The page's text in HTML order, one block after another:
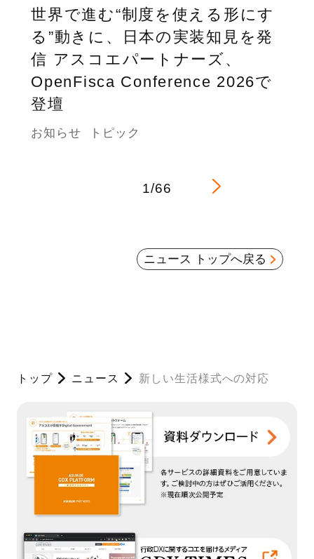
世界で進む“制度を使える形にす
る”動きに、日本の実装知見を発
信 アスコエパートナーズ、
OpenFisca Conference 2026で
登壇
お知らせ トピック
1/66
ニュース トップへ戻る
トップ ニュース 新しい生活様式への対応